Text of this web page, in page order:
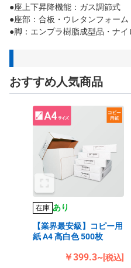
●座上下昇降機能：ガス調節式
●座部：合板・ウレタンフォーム
●脚：エンプラ樹脂成型品・ナ
おすすめ人気商品
在庫 あり
【業界最安級】コピー用
紙 A4 高白色 500枚
￥399.3~[税込]